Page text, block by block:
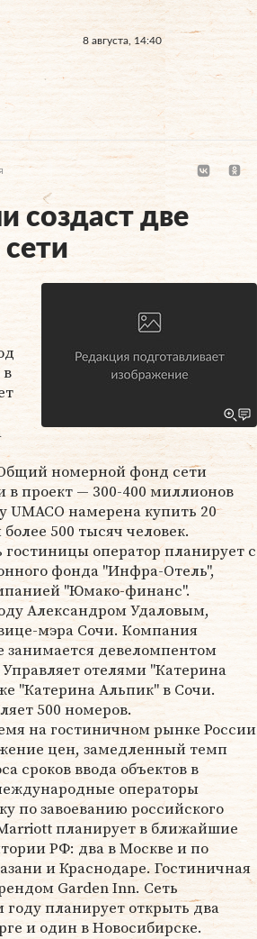
8 августа, 14:40
создаст две
номерной фонд сети
в проект — 300-400 миллионов
UMACO намерена купить 20
500 тысяч человек.
оператор планирует с
фонда "Инфра-Отель",
"Юмако-финанс".
Александром Удаловым,
мэра Сочи. Компания
занимается девеломпентом
отелями "Катерина
"Катерина Альпик" в Сочи.
500 номеров.
на гостиничном рынке России
цен, замедленный темп
сроков ввода объектов в
операторы
по завоеванию российского
планирует в ближайшие
РФ: два в Москве и по
и Краснодаре. Гостиничная
Garden Inn. Сеть
планирует открыть два
и один в Новосибирске.